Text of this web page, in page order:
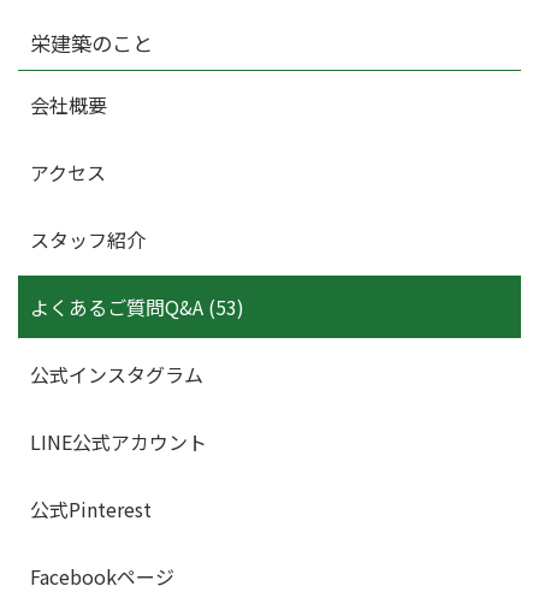
栄建築のこと
会社概要
アクセス
スタッフ紹介
よくあるご質問Q&A (53)
公式インスタグラム
LINE公式アカウント
公式Pinterest
Facebookページ